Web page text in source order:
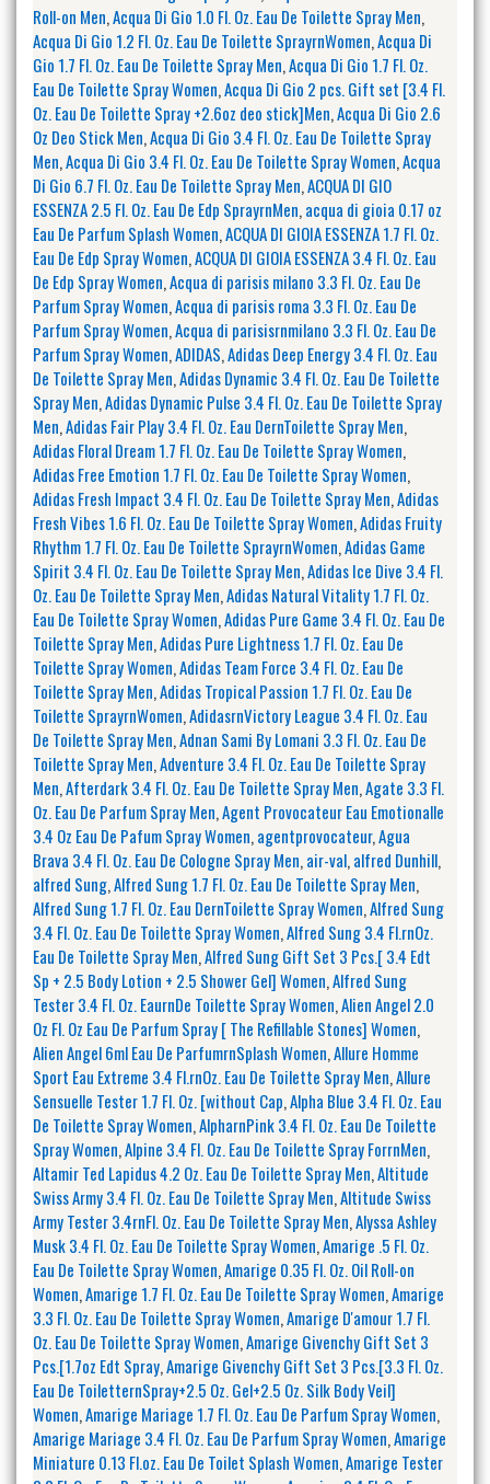
Roll-on Men,Acqua Di Gio 1.0 Fl. Oz. Eau De Toilette Spray Men,
Acqua Di Gio 1.2 Fl. Oz. Eau De Toilette SprayrnWomen,Acqua Di
Gio 1.7 Fl. Oz. Eau De Toilette Spray Men,Acqua Di Gio 1.7 Fl. Oz.
Eau De Toilette Spray Women,Acqua Di Gio 2 pcs. Gift set [3.4 Fl.
Oz. Eau De Toilette Spray +2.6oz deo stick]Men,Acqua Di Gio 2.6
Oz Deo Stick Men,Acqua Di Gio 3.4 Fl. Oz. Eau De Toilette Spray
Men,Acqua Di Gio 3.4 Fl. Oz. Eau De Toilette Spray Women,Acqua
Di Gio 6.7 Fl. Oz. Eau De Toilette Spray Men,ACQUA DI GIO
ESSENZA 2.5 Fl. Oz. Eau De Edp SprayrnMen,acqua di gioia 0.17 oz
Eau De Parfum Splash Women,ACQUA DI GIOIA ESSENZA 1.7 Fl. Oz.
Eau De Edp Spray Women,ACQUA DI GIOIA ESSENZA 3.4 Fl. Oz. Eau
De Edp Spray Women,Acqua di parisis milano 3.3 Fl. Oz. Eau De
Parfum Spray Women,Acqua di parisis roma 3.3 Fl. Oz. Eau De
Parfum Spray Women,Acqua di parisisrnmilano 3.3 Fl. Oz. Eau De
Parfum Spray Women,ADIDAS,Adidas Deep Energy 3.4 Fl. Oz. Eau
De Toilette Spray Men,Adidas Dynamic 3.4 Fl. Oz. Eau De Toilette
Spray Men,Adidas Dynamic Pulse 3.4 Fl. Oz. Eau De Toilette Spray
Men,Adidas Fair Play 3.4 Fl. Oz. Eau DernToilette Spray Men,
Adidas Floral Dream 1.7 Fl. Oz. Eau De Toilette Spray Women,
Adidas Free Emotion 1.7 Fl. Oz. Eau De Toilette Spray Women,
Adidas Fresh Impact 3.4 Fl. Oz. Eau De Toilette Spray Men,Adidas
Fresh Vibes 1.6 Fl. Oz. Eau De Toilette Spray Women,Adidas Fruity
Rhythm 1.7 Fl. Oz. Eau De Toilette SprayrnWomen,Adidas Game
Spirit 3.4 Fl. Oz. Eau De Toilette Spray Men,Adidas Ice Dive 3.4 Fl.
Oz. Eau De Toilette Spray Men,Adidas Natural Vitality 1.7 Fl. Oz.
Eau De Toilette Spray Women,Adidas Pure Game 3.4 Fl. Oz. Eau De
Toilette Spray Men,Adidas Pure Lightness 1.7 Fl. Oz. Eau De
Toilette Spray Women,Adidas Team Force 3.4 Fl. Oz. Eau De
Toilette Spray Men,Adidas Tropical Passion 1.7 Fl. Oz. Eau De
Toilette SprayrnWomen,AdidasrnVictory League 3.4 Fl. Oz. Eau
De Toilette Spray Men,Adnan Sami By Lomani 3.3 Fl. Oz. Eau De
Toilette Spray Men,Adventure 3.4 Fl. Oz. Eau De Toilette Spray
Men,Afterdark 3.4 Fl. Oz. Eau De Toilette Spray Men,Agate 3.3 Fl.
Oz. Eau De Parfum Spray Men,Agent Provocateur Eau Emotionalle
3.4 Oz Eau De Pafum Spray Women,agentprovocateur,Agua
Brava 3.4 Fl. Oz. Eau De Cologne Spray Men,air-val,alfred Dunhill,
alfred Sung,Alfred Sung 1.7 Fl. Oz. Eau De Toilette Spray Men,
Alfred Sung 1.7 Fl. Oz. Eau DernToilette Spray Women,Alfred Sung
3.4 Fl. Oz. Eau De Toilette Spray Women,Alfred Sung 3.4 Fl.rnOz.
Eau De Toilette Spray Men,Alfred Sung Gift Set 3 Pcs.[ 3.4 Edt
Sp + 2.5 Body Lotion + 2.5 Shower Gel] Women,Alfred Sung
Tester 3.4 Fl. Oz. EaurnDe Toilette Spray Women,Alien Angel 2.0
Oz Fl. Oz Eau De Parfum Spray [ The Refillable Stones] Women,
Alien Angel 6ml Eau De ParfumrnSplash Women,Allure Homme
Sport Eau Extreme 3.4 Fl.rnOz. Eau De Toilette Spray Men,Allure
Sensuelle Tester 1.7 Fl. Oz. [without Cap,Alpha Blue 3.4 Fl. Oz. Eau
De Toilette Spray Women,AlpharnPink 3.4 Fl. Oz. Eau De Toilette
Spray Women,Alpine 3.4 Fl. Oz. Eau De Toilette Spray ForrnMen,
Altamir Ted Lapidus 4.2 Oz. Eau De Toilette Spray Men,Altitude
Swiss Army 3.4 Fl. Oz. Eau De Toilette Spray Men,Altitude Swiss
Army Tester 3.4rnFl. Oz. Eau De Toilette Spray Men,Alyssa Ashley
Musk 3.4 Fl. Oz. Eau De Toilette Spray Women,Amarige .5 Fl. Oz.
Eau De Toilette Spray Women,Amarige 0.35 Fl. Oz. Oil Roll-on
Women,Amarige 1.7 Fl. Oz. Eau De Toilette Spray Women,Amarige
3.3 Fl. Oz. Eau De Toilette Spray Women,Amarige D'amour 1.7 Fl.
Oz. Eau De Toilette Spray Women,Amarige Givenchy Gift Set 3
Pcs.[1.7oz Edt Spray,Amarige Givenchy Gift Set 3 Pcs.[3.3 Fl. Oz.
Eau De ToiletternSpray+2.5 Oz. Gel+2.5 Oz. Silk Body Veil]
Women,Amarige Mariage 1.7 Fl. Oz. Eau De Parfum Spray Women,
Amarige Mariage 3.4 Fl. Oz. Eau De Parfum Spray Women,Amarige
Miniature 0.13 Fl.oz. Eau De Toilet Splash Women,Amarige Tester